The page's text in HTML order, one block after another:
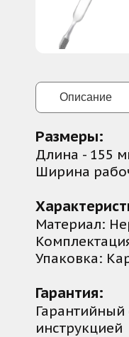
Описание
. В отличие
Основные
-
крупных
создавая
- Набор и
- Обрубка и
Размеры:
Длина - 155
Ширина
Материал:
Упаковка:
Гарантия:
Гарантийный
инструкцией